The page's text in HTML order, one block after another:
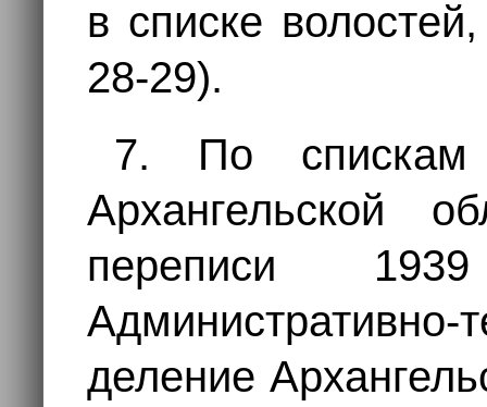
в списке
28-29).
7. По спискам
Архангельской
переписи
Административно-
деление